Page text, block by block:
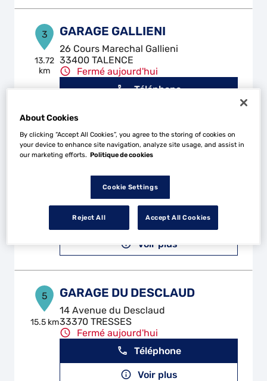
3
13.72
km
GARAGE GALLIENI
26 Cours Marechal Gallieni
33400 TALENCE
Fermé aujourd'hui
Téléphone
JARIO MOTORS
62 Rue Roustaing
33400 TALENCE
Fermé aujourd'hui
Téléphone
Voir plus
5
15.5 km
GARAGE DU DESCLAUD
14 Avenue du Desclaud
33370 TRESSES
Fermé aujourd'hui
Téléphone
Voir plus
About Cookies
By clicking “Accept All Cookies”, you agree to the storing of cookies on
your device to enhance site navigation, analyze site usage, and assist in
our marketing efforts. Politique de cookies
Cookie Settings
Reject All Accept All Cookies